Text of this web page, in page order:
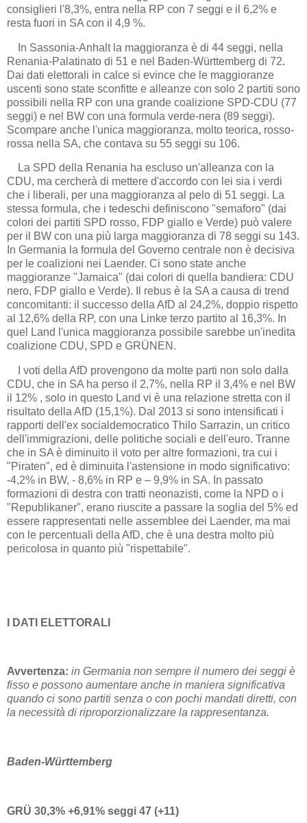
consiglieri l'8,3%, entra nella RP con 7 seggi e il 6,2% e
resta fuori in SA con il 4,9 %.
In Sassonia-Anhalt la maggioranza è di 44 seggi, nella
Renania-Palatinato di 51 e nel Baden-Württemberg di 72.
Dai dati elettorali in calce si evince che le maggioranze
uscenti sono state sconfitte e alleanze con solo 2 partiti sono
possibili nella RP con una grande coalizione SPD-CDU (77
seggi) e nel BW con una formula verde-nera (89 seggi).
Scompare anche l'unica maggioranza, molto teorica, rosso-
rossa nella SA, che contava su 55 seggi su 106.
La SPD della Renania ha escluso un'alleanza con la
CDU, ma cercherà di mettere d'accordo con lei sia i verdi
che i liberali, per una maggioranza al pelo di 51 seggi. La
stessa formula, che i tedeschi definiscono "semaforo" (dai
colori dei partiti SPD rosso, FDP giallo e Verde) può valere
per il BW con una più larga maggioranza di 78 seggi su 143.
In Germania la formula del Governo centrale non è decisiva
per le coalizioni nei Laender. Ci sono state anche
maggioranze "Jamaica" (dai colori di quella bandiera: CDU
nero, FDP giallo e Verde). Il rebus è la SA a causa di trend
concomitanti: il successo della AfD al 24,2%, doppio rispetto
al 12,6% della RP, con una Linke terzo partito al 16,3%. In
quel Land l'unica maggioranza possibile sarebbe un'inedita
coalizione CDU, SPD e GRÜNEN.
I voti della AfD provengono da molte parti non solo dalla
CDU, che in SA ha perso il 2,7%, nella RP il 3,4% e nel BW
il 12% , solo in questo Land vi è una relazione stretta con il
risultato della AfD (15,1%). Dal 2013 si sono intensificati i
rapporti dell'ex socialdemocratico Thilo Sarrazin, un critico
dell'immigrazioni, delle politiche sociali e dell'euro. Tranne
che in SA è diminuito il voto per altre formazioni, tra cui i
"Piraten", ed è diminuita l'astensione in modo significativo:
-4,2% in BW, - 8,6% in RP e – 9,9% in SA. In passato
formazioni di destra con tratti neonazisti, come la NPD o i
"Republikaner", erano riuscite a passare la soglia del 5% ed
essere rappresentati nelle assemblee dei Laender, ma mai
con le percentuali della AfD, che è una destra molto più
pericolosa in quanto più "rispettabile".
I DATI ELETTORALI
Avvertenza: in Germania non sempre il numero dei seggi è
fisso e possono aumentare anche in maniera significativa
quando ci sono partiti senza o con pochi mandati diretti, con
la necessità di riproporzionalizzare la rappresentanza.
Baden-Württemberg
GRÜ 30,3% +6,91% seggi 47 (+11)